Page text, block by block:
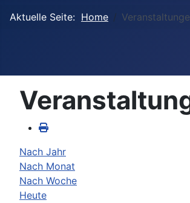
Aktuelle Seite: Home
Nach Jahr
Nach Monat
Nach Woche
Heute